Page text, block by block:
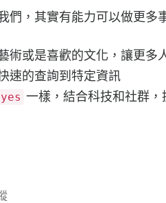
們，其實有能力可以做更多
術或是喜歡的文化，讓更多
速的查詢到特定資訊
一樣，結合科技和社群